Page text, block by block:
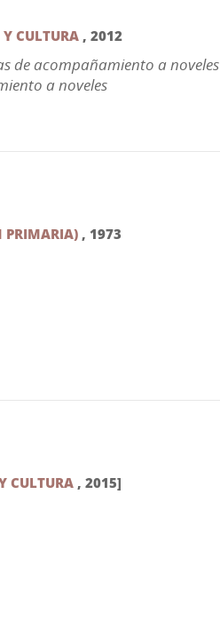
CULTURA ,2012
de acompañamiento a noveles
a noveles
PRIMARIA) , 1973
CULTURA ,2015]